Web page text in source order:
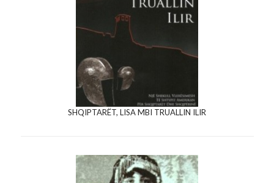
SHQIPTARËT, LISA MBI TRUALLIN ILIR